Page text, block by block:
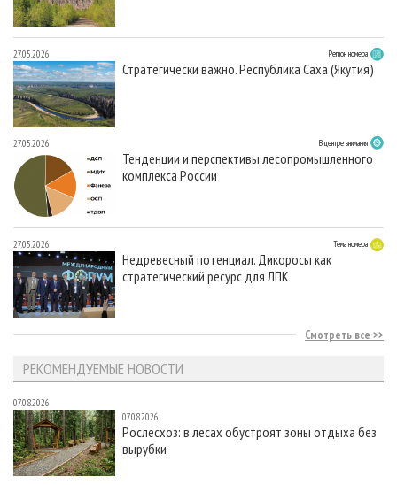
27.05.2026 Регион номера
Стратегически важно. Республика Саха (Якутия)
27.05.2026 В центре внимания
Тенденции и перспективы лесопромышленного
комплекса России
27.05.2026 Тема номера
Недревесный потенциал. Дикоросы как
стратегический ресурс для ЛПК
Смотреть все
РЕКОМЕНДУЕМЫЕ НОВОСТИ
07.08.2026
07.08.2026
Рослесхоз: в лесах обустроят зоны отдыха без
вырубки